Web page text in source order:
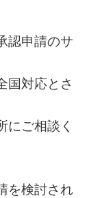
認申請のサ
国対応とさ
にご相談く
を検討され